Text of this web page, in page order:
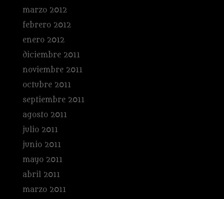
marzo 2012
febrero 2012
enero 2012
diciembre 2011
noviembre 2011
octubre 2011
septiembre 2011
agosto 2011
julio 2011
junio 2011
mayo 2011
abril 2011
marzo 2011